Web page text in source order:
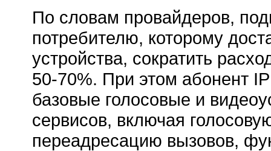
По словам провайдеров,
потребителю, которому
устройства, сократить
50-70%. При этом абонент
базовые голосовые и
сервисов, включая
переадресацию вызовов,